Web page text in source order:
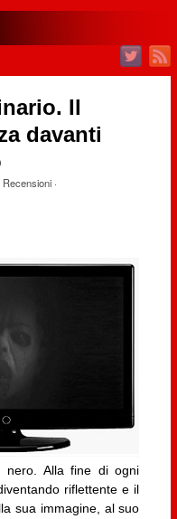
Il
davanti
Recensioni·
nero. Alla fine di ogni
riflettente e il
sua immagine, al suo